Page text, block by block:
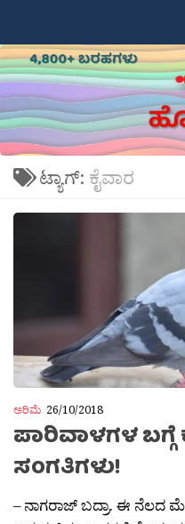
ಟ್ಯಾಗ್: ಕೈವಾರ
ಅರಿಮೆ 26/10/2018
ಪಾರಿವಾಳಗಳ
ಸಂಗತಿಗಳು!
– ನಾಗರಾಜ್ ಬದ್ರಾ. ಈ ನೆಲದ